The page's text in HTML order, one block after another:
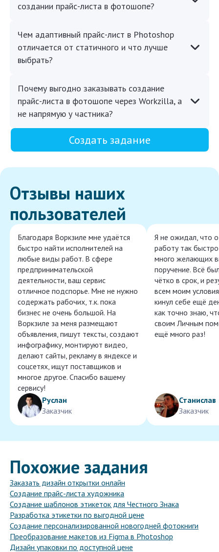
создании прайс-листа в фотошопе?
Чем адаптивный прайс-лист в Photoshop
отличается от статичного и что лучше
выбрать?
Почему выгодно заказывать создание
прайс-листа в фотошопе через Workzilla, а
не напрямую у частника?
Создать задание
Отзывы наших
пользователей
Благодаря Воркзиле мне удаётся
быстро найти исполнителей на
любые виды работ. В сфере
предпринимательской
деятельности, ваш сервис
отличное подспорье. Мне не нужно
содержать рабочих, т.к. пока
бизнес не очень большой. На
Воркзиле за меня размещают
объявления, пишут тексты, создают
инфографику, монтируют видео,
делают сайты, рекламу в яндексе и
соцсетях, ищут поставщиков и
многое другое. Спасибо вашему
сервису!
Руслан
Заказчик
Я не ожидал, что
работу так
много желающих
поручение. Всё
чётко в срок, и
всем моим
кинул себе ещё
как точно знаю,
своим Личным
ещё много раз!
Станислав
Заказчик
Похожие задания
Заказать дизайн открытки онлайн
Создание прайс-листа художника
Создание шаблонов этикеток для Честного Знака
Разработка этикетки по выгодной цене
Создание персонализированной новогодней фотокниги
Преобразование макетов из Figma в Photoshop
Дизайн упаковки по доступной цене